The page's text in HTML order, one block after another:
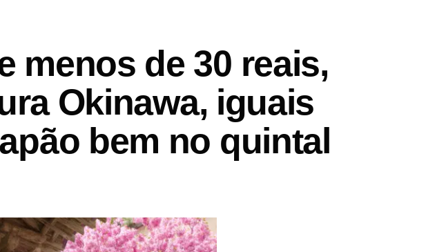
menos de 30 reais,
Okinawa, iguais
bem no quintal